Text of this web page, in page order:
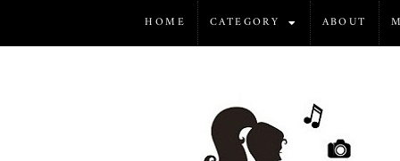
HOME CATEGORY ABOUT